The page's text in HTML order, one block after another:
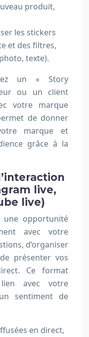
produit,
les stickers
et des filtres,
texte).
un « Story
ou un client
votre marque
de donner
marque et
grâce à la
live,
live)
une opportunité
avec votre
d’organiser
présenter vos
Ce format
avec votre
sentiment de
en direct,